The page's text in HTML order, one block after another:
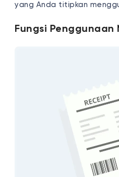
yang Anda titipkan
Fungsi Penggunaan